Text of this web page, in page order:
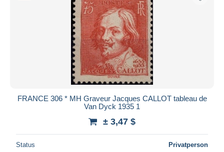
FRANCE 306 * MH Graveur Jacques CALLOT tableau de
Van Dyck 1935 1
± 3,47 $
Status Privatperson